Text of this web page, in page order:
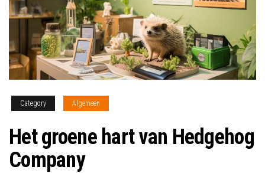
Category Algemeen
Het groene hart van Hedgehog
Company